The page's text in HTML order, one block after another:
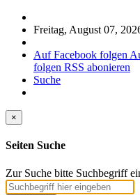
Freitag, August 07,
Auf Facebook folgen
folgen RSS abonieren
Suche
×
Seiten Suche
Zur Suche bitte Suchbegriff